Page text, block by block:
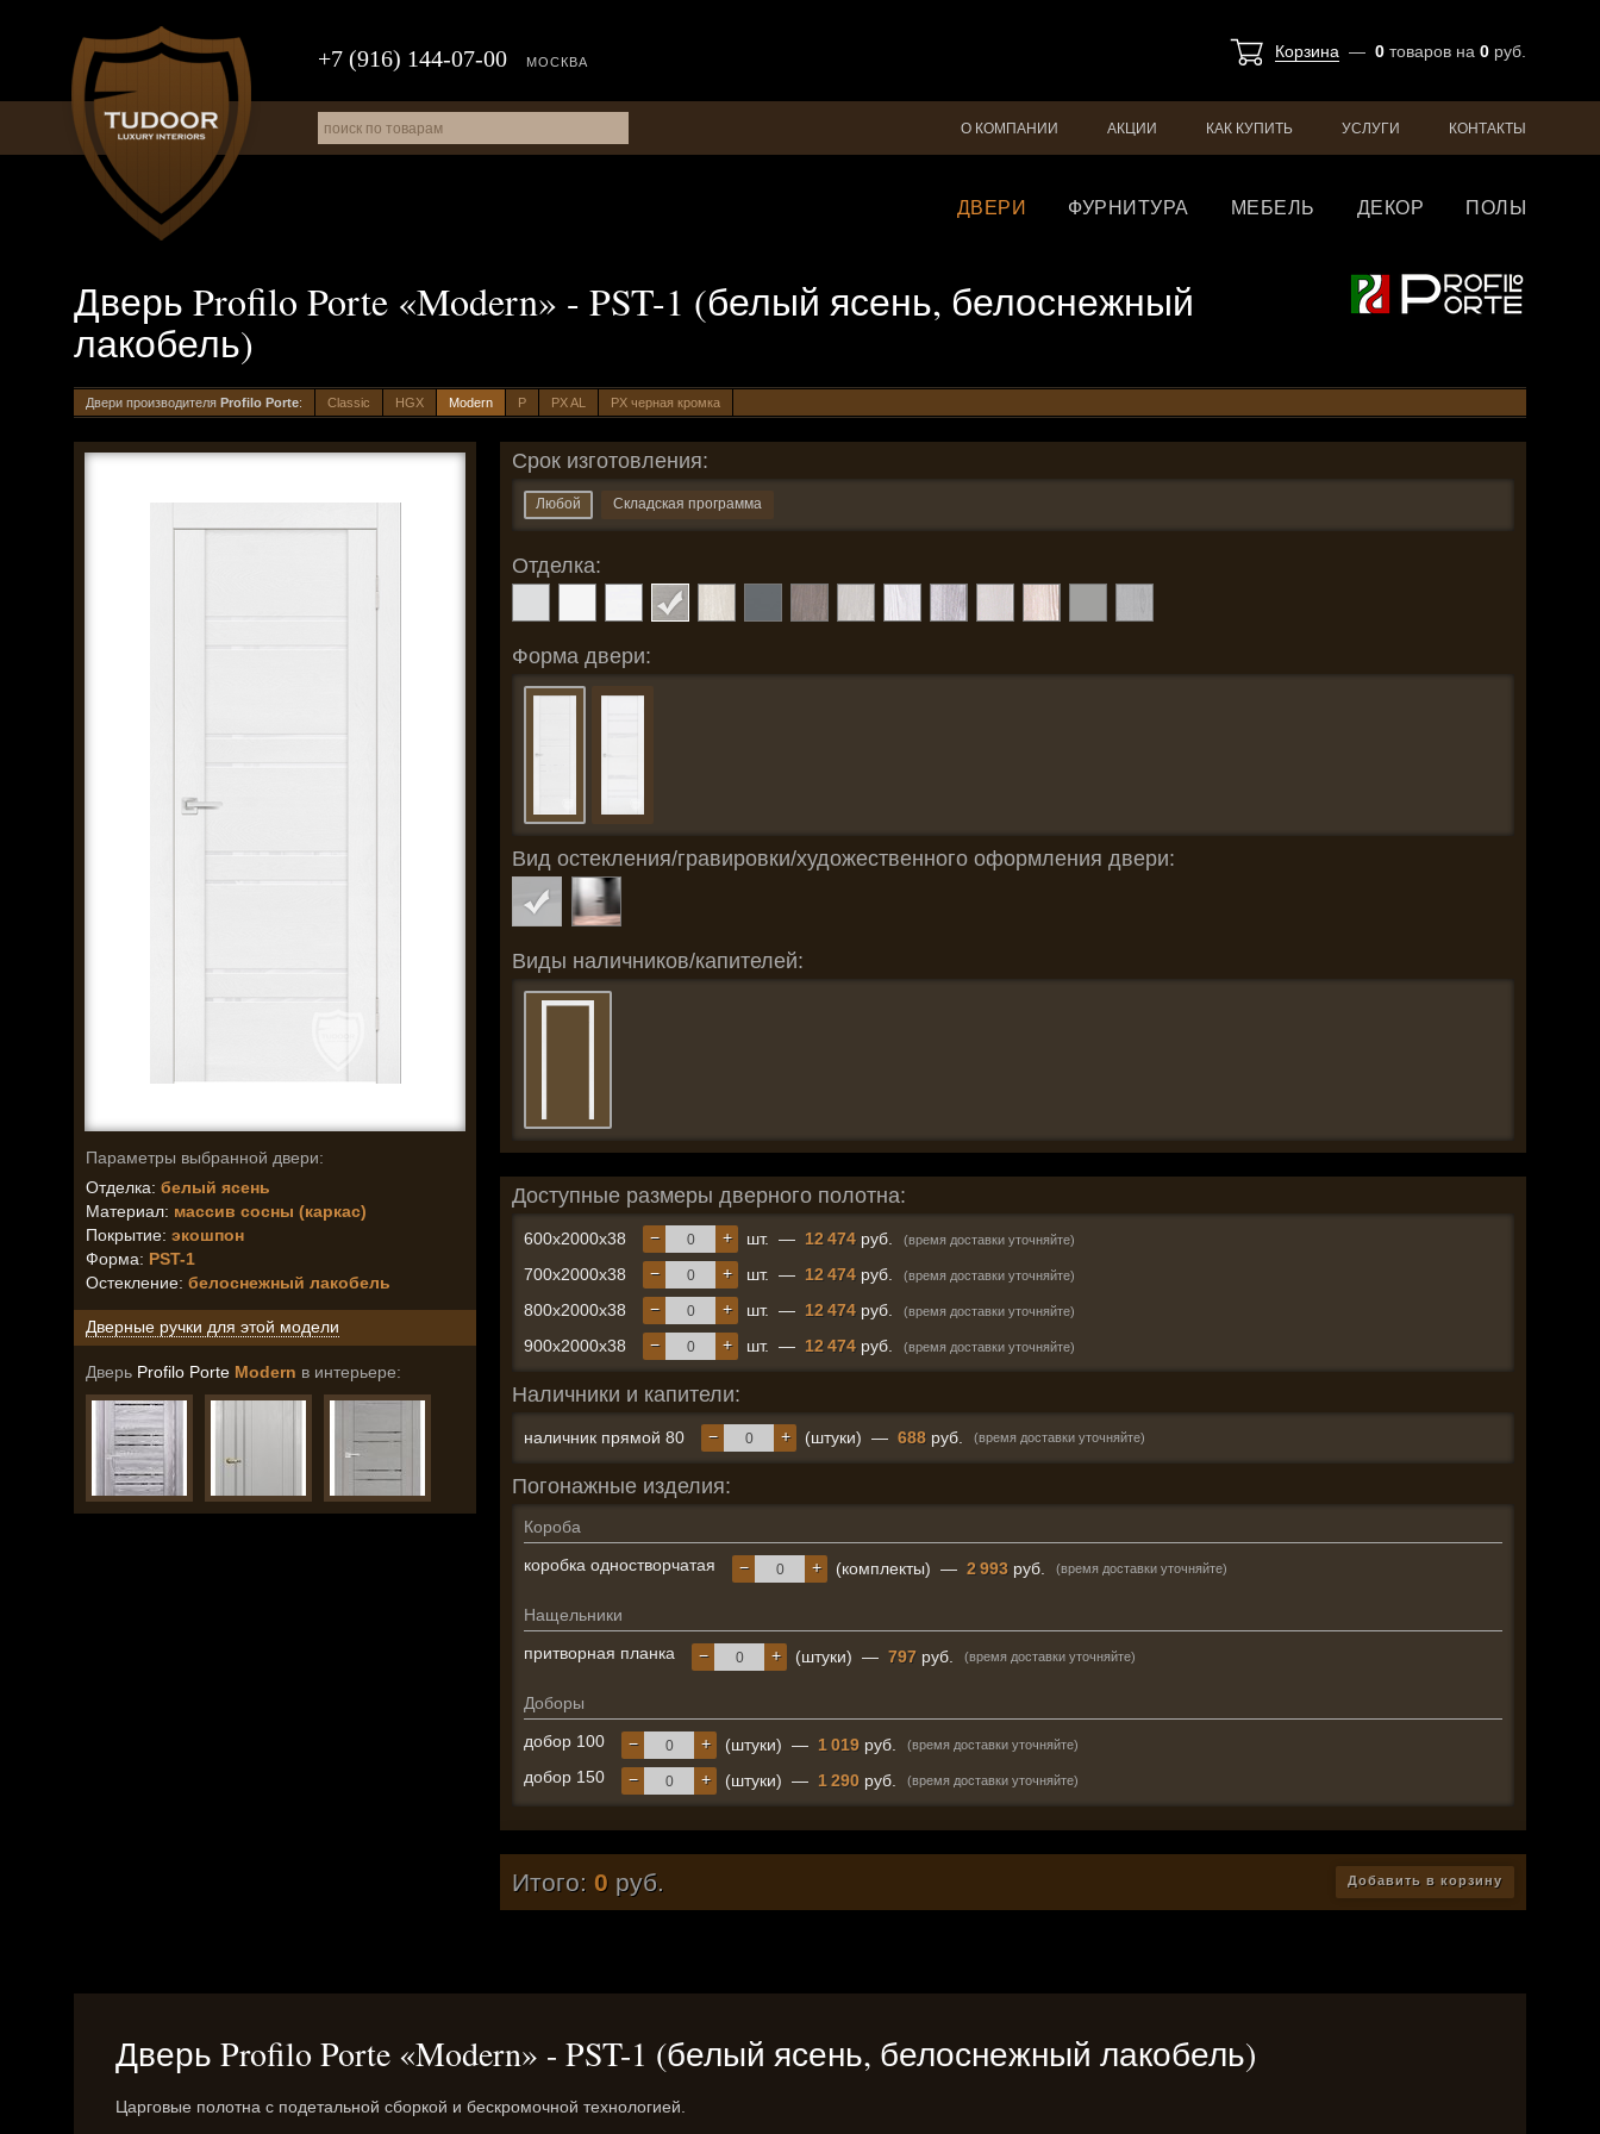
Корзина — 0 товаров на 0 руб.
+7 (916) 144-07-00 МОСКВА
О КОМПАНИИ АКЦИИ КАК КУПИТЬ УСЛУГИ КОНТАКТЫ
ДВЕРИ ФУРНИТУРА МЕБЕЛЬ ДЕКОР ПОЛЫ
Дверь Profilo Porte «Modern» - PST-1 (белый ясень, белоснежный
лакобель)
Двери производителя Profilo Porte: Classic HGX Modern P PX AL PX черная кромка
Параметры выбранной двери:
Отделка: белый ясень
Материал: массив сосны (каркас)
Покрытие: экошпон
Форма: PST-1
Остекление: белоснежный лакобель
Дверные ручки для этой модели
Дверь Profilo Porte Modern в интерьере:
Срок изготовления:
Любой Складская программа
Отделка:
Форма двери:
Вид остекления/гравировки/художественного оформления двери:
Виды наличников/капителей:
Доступные размеры дверного полотна:
600x2000x38 +
− шт. — 12 474 руб. (время доставки уточняйте)
700x2000x38 +
− шт. — 12 474 руб. (время доставки уточняйте)
800x2000x38 +
− шт. — 12 474 руб. (время доставки уточняйте)
900x2000x38 +
− шт. — 12 474 руб. (время доставки уточняйте)
Наличники и капители:
наличник прямой 80 +
− (штуки) — 688 руб. (время доставки уточняйте)
Погонажные изделия:
Короба
коробка одностворчатая
+
− (комплекты) — 2 993 руб. (время доставки уточняйте)
Нащельники
притворная планка
+
− (штуки) — 797 руб. (время доставки уточняйте)
Доборы
добор 100
+
− (штуки) — 1 019 руб. (время доставки уточняйте)
добор 150 +
− (штуки) — 1 290 руб. (время доставки уточняйте)
Итого: 0 руб. Добавить в корзину
Дверь Profilo Porte «Modern» - PST-1 (белый ясень, белоснежный лакобель)
Царговые полотна с подетальной сборкой и бескромочной технологией.